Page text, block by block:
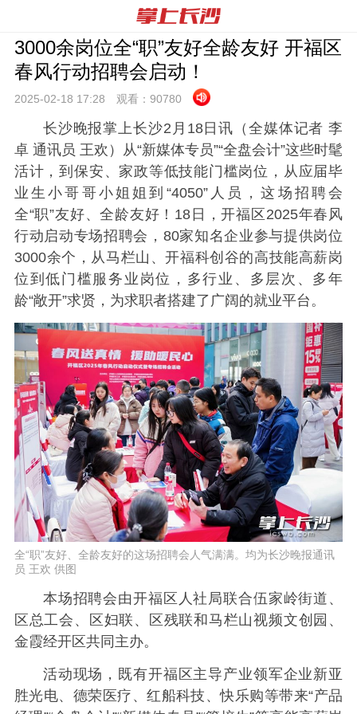
3000余岗位全“职”友好全龄友好 开福区
春风行动招聘会启动！
2025-02-18 17:28 观看： 90780
长沙晚报掌上长沙2月18日讯（全媒体记者 李
卓 通讯员 王欢）从“新媒体专员”“全盘会计”这些时髦
活计，到保安、家政等低技能门槛岗位，从应届毕
业生小哥哥小姐姐到“4050”人员，这场招聘会
全“职”友好、全龄友好！18日，开福区2025年春风
行动启动专场招聘会，80家知名企业参与提供岗位
3000余个，从马栏山、开福科创谷的高技能高薪岗
位到低门槛服务业岗位，多行业、多层次、多年
龄“敞开”求贤，为求职者搭建了广阔的就业平台。
全“职”友好、全龄友好的这场招聘会人气满满。均为长沙晚报通讯
员 王欢 供图
本场招聘会由开福区人社局联合伍家岭街道、
区总工会、区妇联、区残联和马栏山视频文创园、
金霞经开区共同主办。
活动现场，既有开福区主导产业领军企业新亚
胜光电、德荣医疗、红船科技、快乐购等带来“产品